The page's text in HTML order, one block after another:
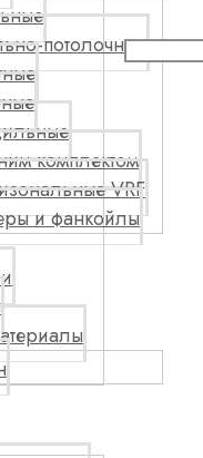
потолочные
комплектом
VRF
и фанкойлы